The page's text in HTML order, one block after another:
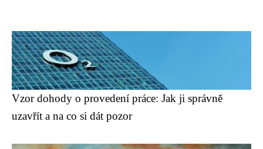
Vzor dohody o provedení práce: Jak ji správně
uzavřít a na co si dát pozor